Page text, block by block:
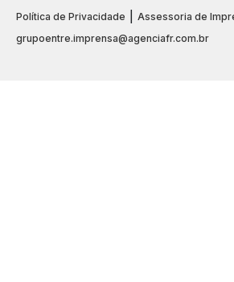
Política de Privacidade
Assessoria de
grupoentre.imprensa@agenciafr.com.br